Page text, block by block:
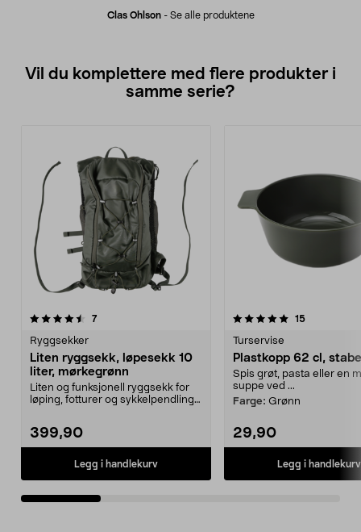
Clas Ohlson- Se alle produktene
Vil du komplettere med flere produkter i
samme serie?
7anmeldelser
Ryggsekker
Liten ryggsekk, løpesekk 10
liter, mørkegrønn
Liten og funksjonell ryggsekk for
løping, fotturer og sykkelpendling.
399,90
Legg i handlekurv
5.0av 5 stjerner 15anmeldelser
Turservise
Plastkopp 62 cl,
Spis grøt, pasta eller en
suppe ved ...
Farge: Grønn
29,90
Legg i handlekurv
4.5av 5 stjerner